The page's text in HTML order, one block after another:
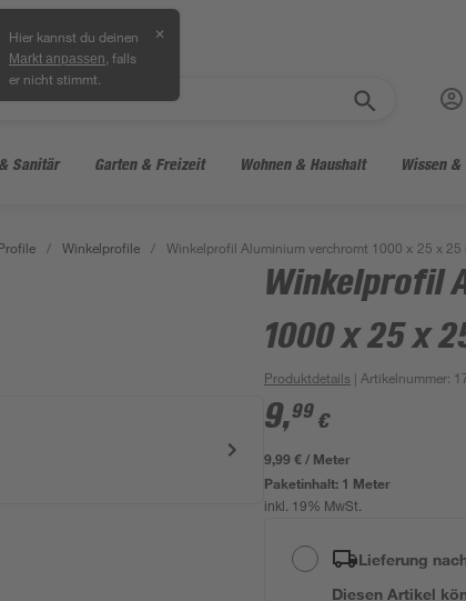
Hier kannst du deinen
Markt anpassen , falls
er nicht stimmt.
✕
Sanitär Garten & Freizeit Wohnen & Haushalt Wissen
/ Winkelprofile / Winkelprofil Aluminium verchromt 1000 x 25 x 25
Winkelprofil
1000 x 25 x
Produktdetails | Artikelnummer:
9,99 €
9,99 € / Meter
Paketinhalt: 1 Meter
inkl. 19% MwSt.
Lieferung
Diesen Artikel